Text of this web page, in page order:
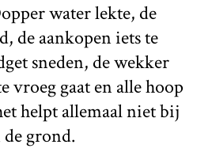
water lekte, de
de aankopen iets te
sneden, de wekker
vroeg gaat en alle hoop
helpt allemaal niet bij
grond.